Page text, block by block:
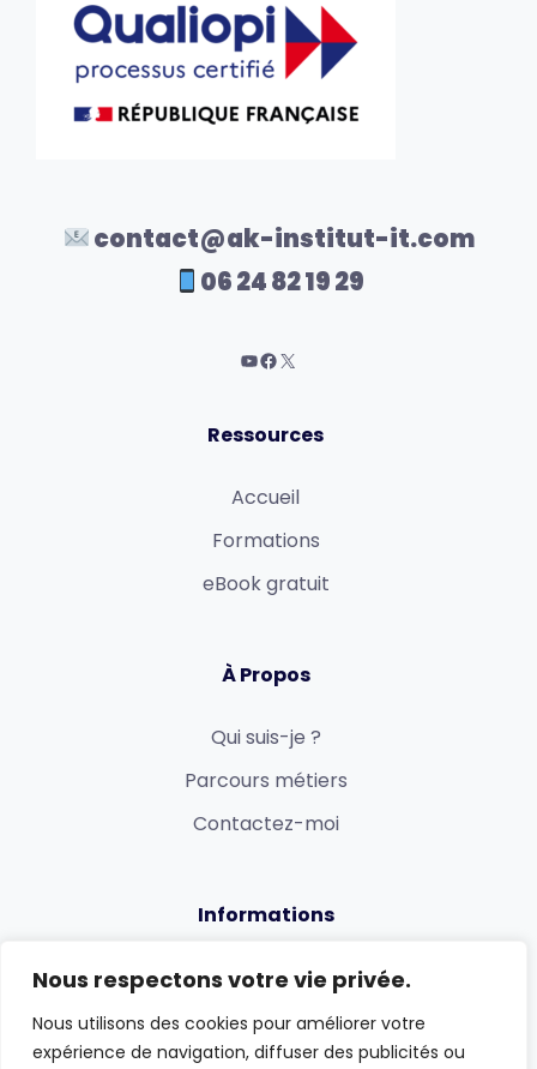
Nous respectons votre vie privée.
Nous utilisons des cookies pour améliorer votre
expérience de navigation, diffuser des publicités ou
contact@ak-institut-it.com
06 24 82 19 29
Ressources
Accueil
Formations
eBook gratuit
À Propos
Qui suis-je ?
Parcours métiers
Contactez-moi
Informations
Politique de confidentialité
Mentions légales et CGV